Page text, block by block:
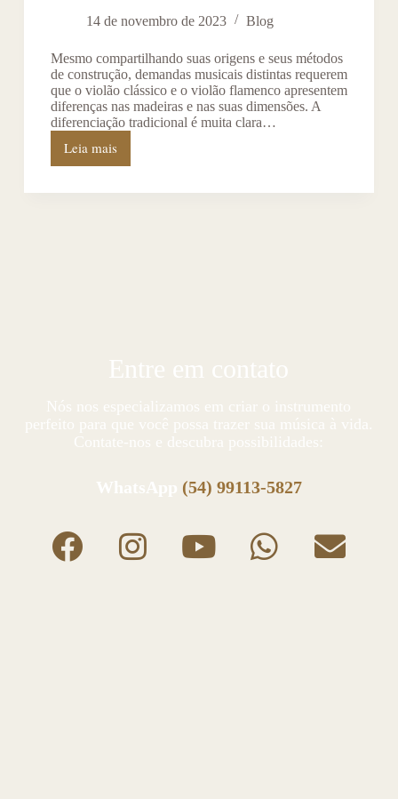
14 de novembro de 2023
Blog
Mesmo compartilhando suas origens e seus métodos
de construção, demandas musicais distintas requerem
que o violão clássico e o violão flamenco apresentem
diferenças nas madeiras e nas suas dimensões. A
diferenciação tradicional é muita clara…
Leia mais
Entre em contato
Nós nos especializamos em criar o instrumento
perfeito para que você possa trazer sua música à vida.
Contate-nos e descubra possibilidades:
WhatsApp (54) 99113-5827